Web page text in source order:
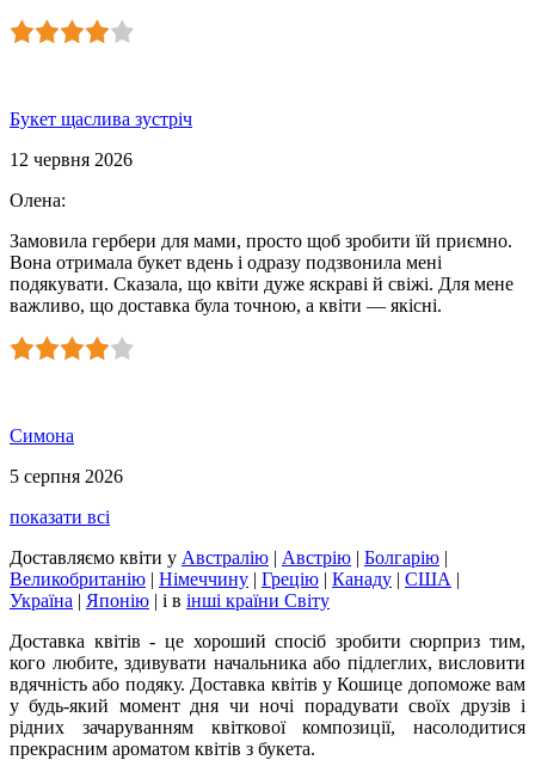
Букет щаслива зустріч
12 червня 2026
Олена:
Замовила гербери для мами, просто щоб зробити їй приємно.
Вона отримала букет вдень і одразу подзвонила мені
подякувати. Сказала, що квіти дуже яскраві й свіжі. Для мене
важливо, що доставка була точною, а квіти — якісні.
Симона
5 серпня 2026
показати всі
Доставляємо квіти у Австралію | Австрію | Болгарію |
Великобританію | Німеччину | Грецію | Канаду | США |
Україна | Японію | і в інші країни Світу
Доставка квітів - це хороший спосіб зробити сюрприз тим,
кого любите, здивувати начальника або підлеглих, висловити
вдячність або подяку. Доставка квітів у Кошице допоможе вам
у будь-який момент дня чи ночі порадувати своїх друзів і
рідних зачаруванням квіткової композиції, насолодитися
прекрасним ароматом квітів з букета.